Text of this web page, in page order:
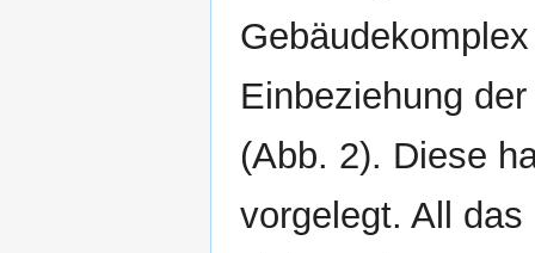
Einbeziehung
(Abb. 2). Diese
vorgelegt. All